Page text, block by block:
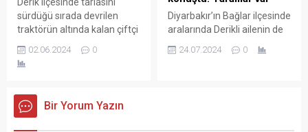
Derik ilçesinde tarlasını
sürdüğü sırada devrilen
traktörün altında kalan çiftçi
ağır yaralanarak tedavi
altına alındı.
02.06.2024 0
Diyarbakır’ın Bağlar ilçesinde
aralarında Derikli ailenin de
olduğu iki grup arasında
çıkan silahlı kavgada 3 kişi
24.07.2024 0
Bir Yorum Yazın